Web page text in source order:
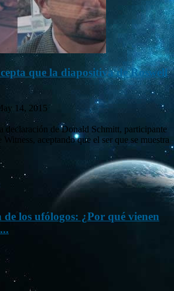
que la diapositiva de Roswell
14, 2015
declaración de Donald Schmitt, participante
Witness, aceptando que el ser que se muestra
los ufólogos: ¿Por qué vienen